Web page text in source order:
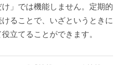
」では機能しません。定期的
ることで、いざというときに
立てることができます。